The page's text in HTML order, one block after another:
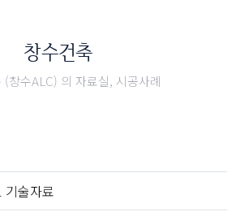
창수건축
(창수ALC) 의 자료실, 시공사례
기술자료